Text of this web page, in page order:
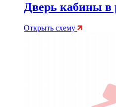
Дверь кабины в
Открыть схему